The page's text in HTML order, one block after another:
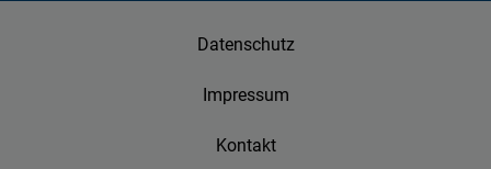
Datenschutz
Impressum
Kontakt